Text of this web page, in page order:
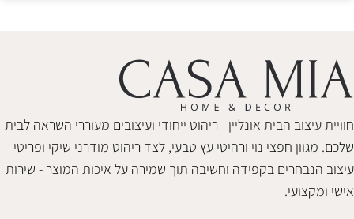
חוויית עיצוב הבית אונליין - ריהוט ייחודי ועיצובים מעוררי השראה לבית
שלכם. מגוון חפצי נוי ורהיטי עץ טבעי, לצד ריהוט מודרני שיקי ופריטי
עיצוב הנבחרים בקפידה וחשיבה תוך שמירה על איכות המוצר - שירות
אישי ומקצועי.